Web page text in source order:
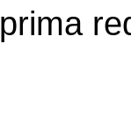
prima